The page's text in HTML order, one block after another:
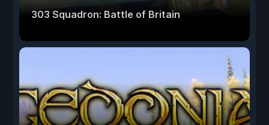
303 Squadron: Battle of Britain